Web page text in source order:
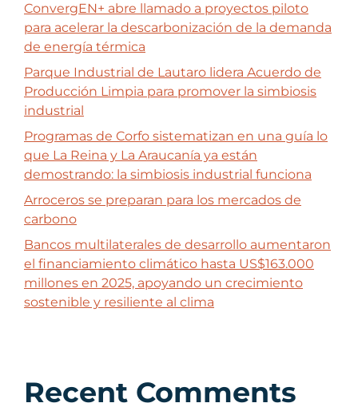
ConvergEN+ abre llamado a proyectos piloto
para acelerar la descarbonización de la demanda
de energía térmica
Parque Industrial de Lautaro lidera Acuerdo de
Producción Limpia para promover la simbiosis
industrial
Programas de Corfo sistematizan en una guía lo
que La Reina y La Araucanía ya están
demostrando: la simbiosis industrial funciona
Arroceros se preparan para los mercados de
carbono
Bancos multilaterales de desarrollo aumentaron
el financiamiento climático hasta US$163.000
millones en 2025, apoyando un crecimiento
sostenible y resiliente al clima
Recent Comments